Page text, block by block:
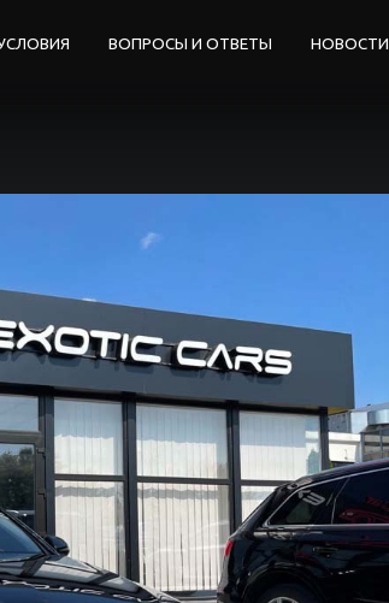
ВОПРОСЫ И ОТВЕТЫ НОВОСТИ